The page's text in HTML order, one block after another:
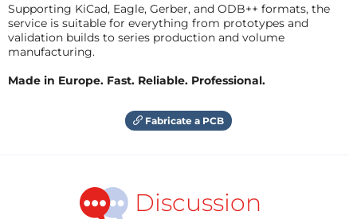
Supporting KiCad, Eagle, Gerber, and ODB++ formats, the
service is suitable for everything from prototypes and
validation builds to series production and volume
manufacturing.
Made in Europe. Fast. Reliable. Professional.
Fabricate a PCB
Discussion